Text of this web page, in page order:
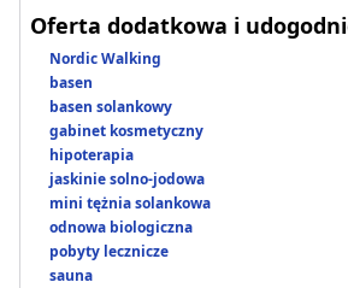
Oferta dodatkowa i
Nordic Walking
basen
basen solankowy
gabinet kosmetyczny
hipoterapia
jaskinie solno-jodowa
mini tężnia solankowa
odnowa biologiczna
pobyty lecznicze
sauna